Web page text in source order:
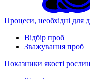
Процеси, необхідні для
Відбір проб
Зважування проб
Показники якості